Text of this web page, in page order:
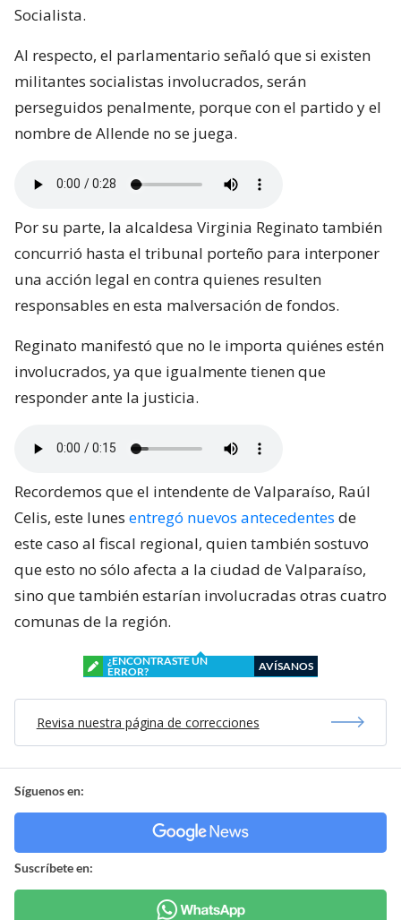
Socialista.
Al respecto, el parlamentario señaló que si existen
militantes socialistas involucrados, serán
perseguidos penalmente, porque con el partido y el
nombre de Allende no se juega.
Por su parte, la alcaldesa Virginia Reginato también
concurrió hasta el tribunal porteño para interponer
una acción legal en contra quienes resulten
responsables en esta malversación de fondos.
Reginato manifestó que no le importa quiénes estén
involucrados, ya que igualmente tienen que
responder ante la justicia.
Recordemos que el intendente de Valparaíso, Raúl
Celis, este lunes entregó nuevos antecedentes de
este caso al fiscal regional, quien también sostuvo
que esto no sólo afecta a la ciudad de Valparaíso,
sino que también estarían involucradas otras cuatro
comunas de la región.
¿ENCONTRASTE UN
ERROR?
AVÍSANOS
Revisa nuestra página de correcciones
Síguenos en:
Suscríbete en: